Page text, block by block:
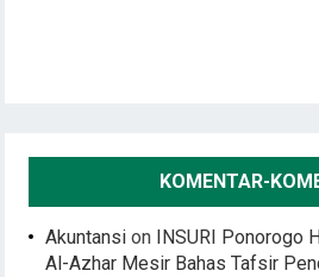
KOMENTAR-
Akuntansi on
INSURI Ponorogo
Al-Azhar Mesir Bahas Tafsir